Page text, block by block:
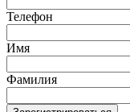
Телефон
Имя
Фамилия